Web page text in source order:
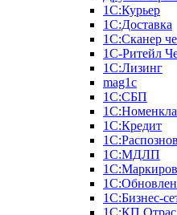
1С:Курьер
1С:Доставка
1С:Сканер
1С-Ритейл
1С:Лизинг
mag1c
1С:СБП
1C:Кредит
1С:МДЛП
1С:Бизнес-
1С:КП